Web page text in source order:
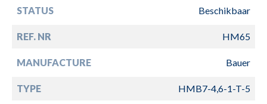
STATUS Beschikbaar
REF. NR HM65
MANUFACTURE Bauer
TYPE HMB7-4,6-1-T-5